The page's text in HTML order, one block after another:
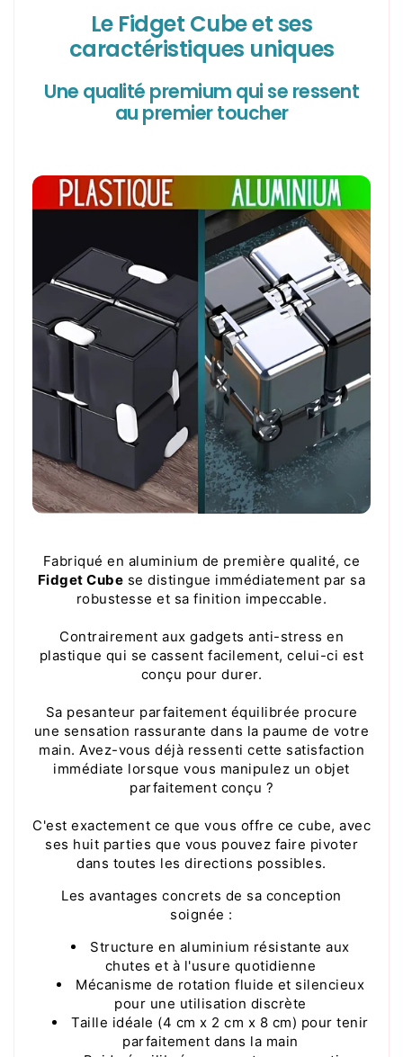
Le Fidget Cube et ses
caractéristiques uniques
Une qualité premium qui se ressent
au premier toucher
Fabriqué en aluminium de première qualité, ce
Fidget Cube se distingue immédiatement par sa
robustesse et sa finition impeccable.
Contrairement aux gadgets anti-stress en
plastique qui se cassent facilement, celui-ci est
conçu pour durer.
Sa pesanteur parfaitement équilibrée procure
une sensation rassurante dans la paume de votre
main. Avez-vous déjà ressenti cette satisfaction
immédiate lorsque vous manipulez un objet
parfaitement conçu ?
C'est exactement ce que vous offre ce cube, avec
ses huit parties que vous pouvez faire pivoter
dans toutes les directions possibles.
Les avantages concrets de sa conception
soignée :
Structure en aluminium résistante aux
chutes et à l'usure quotidienne
Mécanisme de rotation fluide et silencieux
pour une utilisation discrète
Taille idéale (4 cm x 2 cm x 8 cm) pour tenir
parfaitement dans la main